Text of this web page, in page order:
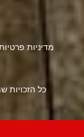
מדיניות
כל הזכויות